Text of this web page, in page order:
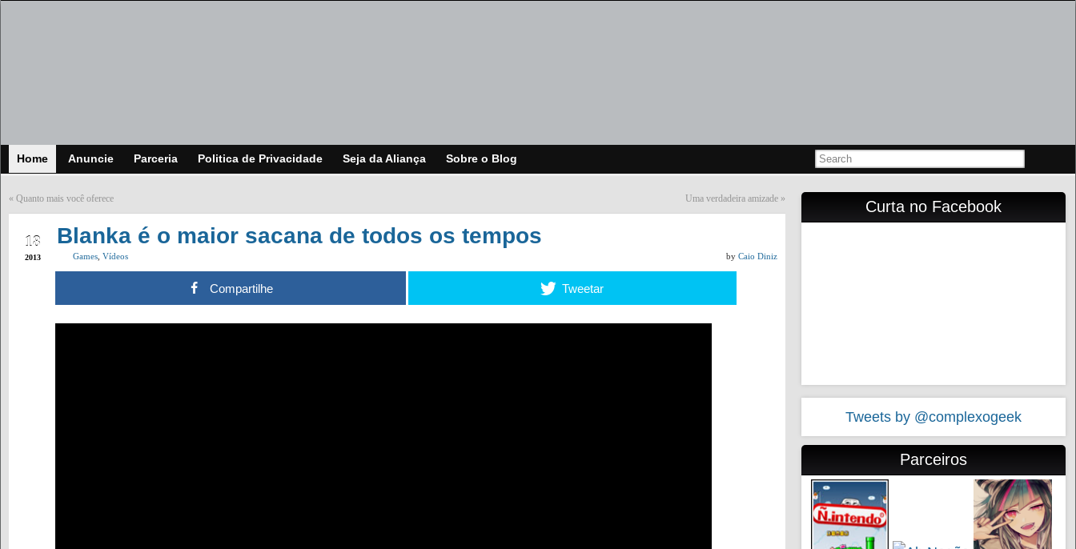
Home Anuncie Parceria Politica de Privacidade Seja da Aliança Sobre o Blog
« Quanto mais você oferece Uma verdadeira amizade »
18
2013
Blanka é o maior sacana de todos os tempos
Games Vídeos by Caio Diniz
Compartilhe Tweetar
Curta no Facebook
Tweets by @complexogeek
Parceiros